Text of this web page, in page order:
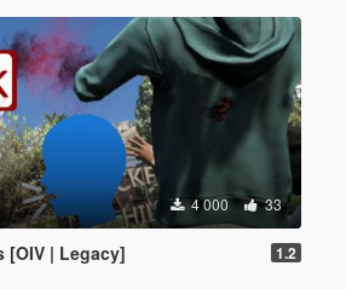
4 000 33
[OIV | Legacy] 1.2